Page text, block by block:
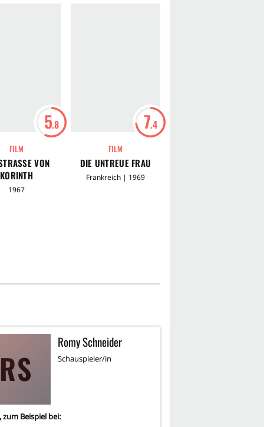
5.8
FILM
VON K
ORINTH
1967
7.4
FILM
DIE UNTREUE FRAU
Frankreich | 1969
RS
Romy Schneider
Schauspieler/in
zum Beispiel bei: